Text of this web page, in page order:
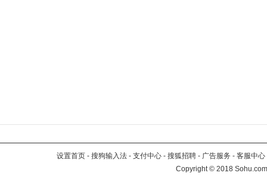
设置首页 - 搜狗输入法 - 支付中心 - 搜狐招聘 - 广告服务 - 客服中心
Copyright©2018